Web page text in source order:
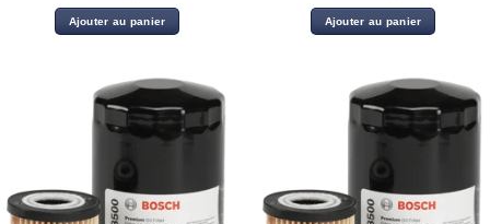
initial
était :
actuel
est :
Ajouter au panier
initial
était :
actuel
est :
Ajouter au panier